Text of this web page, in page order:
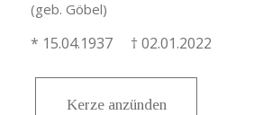
(geb. Göbel)
* 15.04.1937 † 02.01.2022
Kerze anzünden